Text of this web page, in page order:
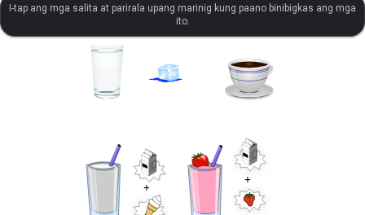
I-tap ang mga salita at parirala upang marinig kung paano binibigkas ang mga
ito.